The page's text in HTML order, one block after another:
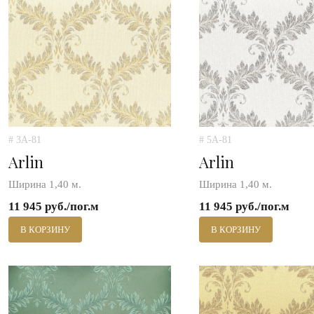
# 3A-81
Arlin
Ширина 1,40 м.
11 945 руб./пог.м
В КОРЗИНУ
# 5A-81
Arlin
Ширина 1,40 м.
11 945 руб./пог.м
В КОРЗИНУ